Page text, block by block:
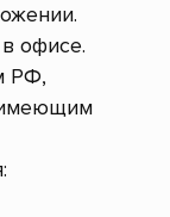
офисе.
РФ,
имеющим